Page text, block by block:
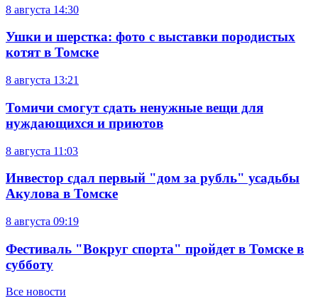
8 августа 14:30
Ушки и шерстка: фото с выставки породистых
котят в Томске
8 августа 13:21
Томичи смогут сдать ненужные вещи для
нуждающихся и приютов
8 августа 11:03
Инвестор сдал первый "дом за рубль" усадьбы
Акулова в Томске
8 августа 09:19
Фестиваль "Вокруг спорта" пройдет в Томске в
субботу
Все новости